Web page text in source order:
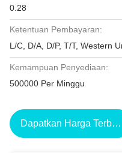
0.28
Ketentuan Pembayaran:
L/C, D/A, D/P, T/T, Western
Kemampuan Penyediaan:
500000 Per Minggu
Dapatkan Harga Terbaik